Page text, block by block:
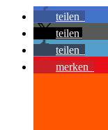
teilen
teilen
teilen
merken